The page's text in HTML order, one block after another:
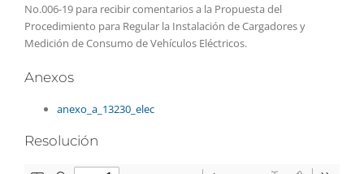
No.006-19 para recibir comentarios a la Propuesta del
Procedimiento para Regular la Instalación de Cargadores y
Medición de Consumo de Vehículos Eléctricos.
Anexos
anexo_a_13230_elec
Resolución